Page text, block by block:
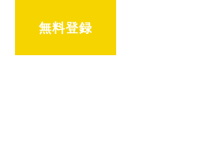
無料登録